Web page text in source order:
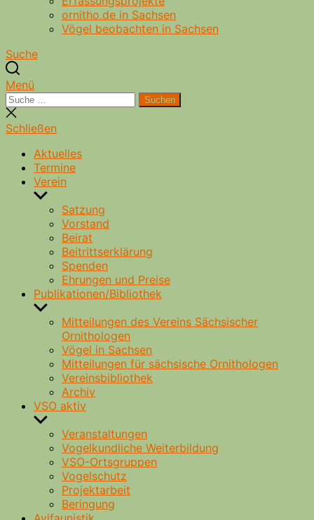
ornitho.de in Sachsen
Vögel beobachten in Sachsen
Suche
Menü
Suche
nach:
Suchen
Suche
schließen
Schließen
Aktuelles
Termine
Verein
Untermenü
anzeigenSatzung
Vorstand
Beirat
Beitrittserklärung
Spenden
Ehrungen und Preise
Publikationen/Bibliothek
Untermenü
anzeigenMitteilungen des Vereins Sächsischer
Ornithologen
Vögel in Sachsen
Mitteilungen für sächsische Ornithologen
Vereinsbibliothek
Archiv
VSO aktiv
Untermenü
anzeigenVeranstaltungen
Vogelkundliche Weiterbildung
VSO-Ortsgruppen
Vogelschutz
Projektarbeit
Beringung